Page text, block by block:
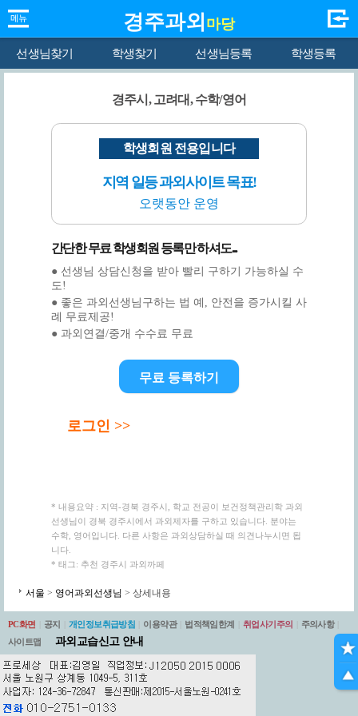
경주과외 마당
선생님찾기 학생찾기 선생님등록 학생등록
경주시, 고려대, 수학/영어
학생회원 전용입니다
지역 일등 과외사이트 목표!
오랫동안 운영
간단한 무료 학생회원 등록만 하셔도...
● 선생님 상담신청을 받아 빨리 구하기 가능하실 수
도!
● 좋은 과외선생님구하는 법 예, 안전을 증가시킬 사
례 무료제공!
● 과외연결/중개 수수료 무료
무료 등록하기
로그인 >>
* 내용요약 : 지역-경북 경주시, 학교 전공이 보건정책관리학 과외
선생님이 경북 경주시에서 과외제자를 구하고 있습니다. 분야는
수학, 영어입니다. 다른 사항은 과외상담하실 때 의견나누시면 됩
니다.
* 태그: 추천 경주시 과외까페
서울 > 영어과외선생님 > 상세내용
PC화면 공지 개인정보취급방침 이용약관 법적책임한계 취업사기주의 주의사항
사이트맵
과외교습신고 안내